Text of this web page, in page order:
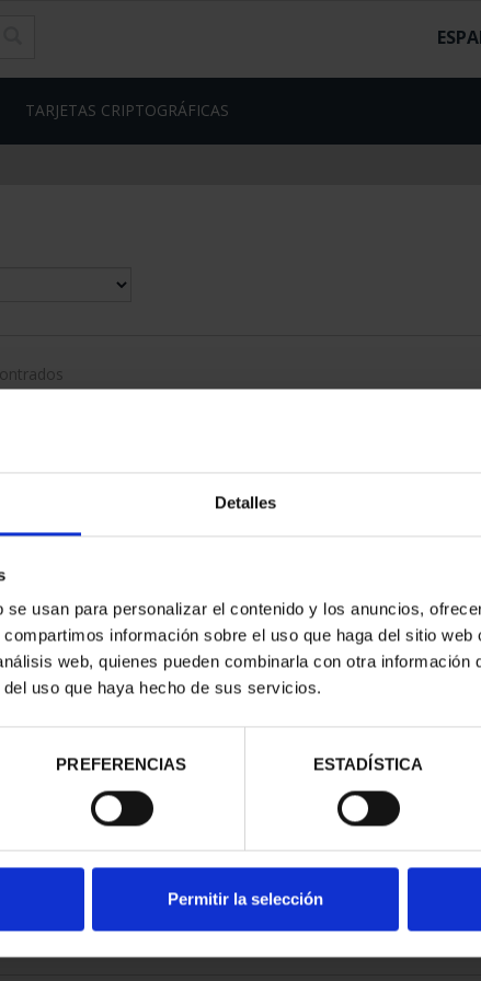
Detalles
usan para personalizar el contenido y los anuncios,
información sobre el uso que haga del sitio web
web, quienes pueden combinarla con otra información
uso que haya hecho de sus servicios.
PREFERENCIAS ESTADÍSTICA
Permitir la selección
TARJETAS CRIPTOGRÁFICAS
III -